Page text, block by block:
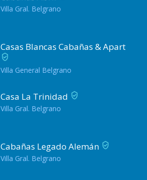
Villa Gral. Belgrano
Casas Blancas Cabañas & Apart
Villa General Belgrano
Casa La Trinidad
Villa Gral. Belgrano
Cabañas Legado Alemán
Villa Gral. Belgrano